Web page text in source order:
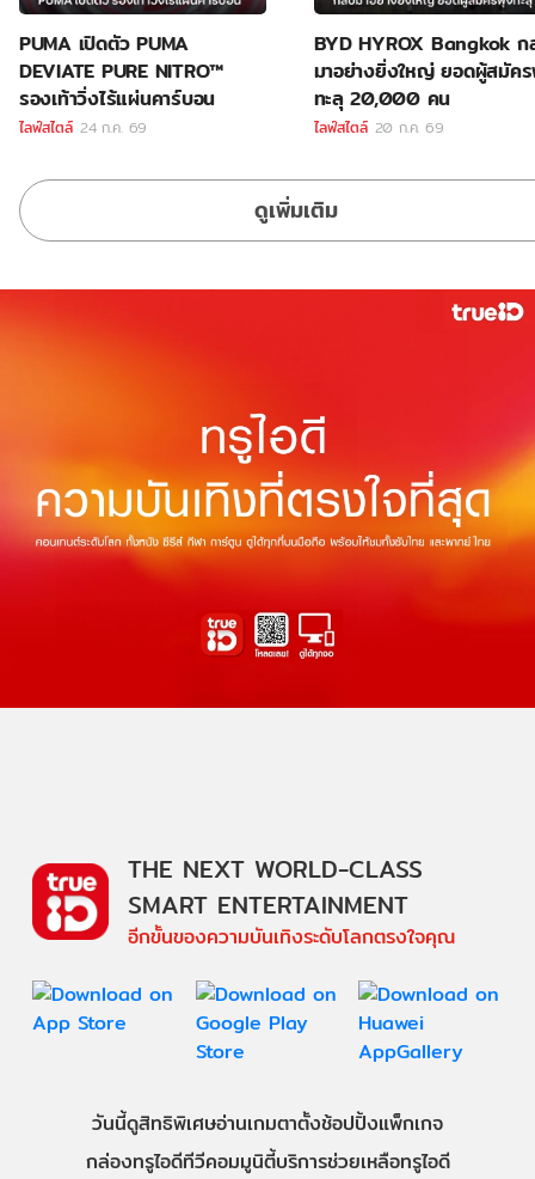
PUMA เปิดตัว PUMA
DEVIATE PURE NITRO™
รองเท้าวิ่งไร้แผ่นคาร์บอน
ไลฟ์สไตล์ 24 ก.ค. 69
BYD HYROX Bangkok
มาอย่างยิ่งใหญ่ ยอดผู้สมัค
ทะลุ 20,000 คน
ไลฟ์สไตล์ 20 ก.ค. 69
ดูเพิ่มเติม
THE NEXT WORLD-CLASS
SMART ENTERTAINMENT
อีกขั้นของความบันเทิงระดับโลกตรงใจคุณ
วันนี้ดูสิทธิพิเศษอ่านเกมตาตั้งช้อปปิ้งแพ็กเกจ
กล่องทรูไอดีทีวีคอมมูนิตี้บริการช่วยเหลือทรูไอดี